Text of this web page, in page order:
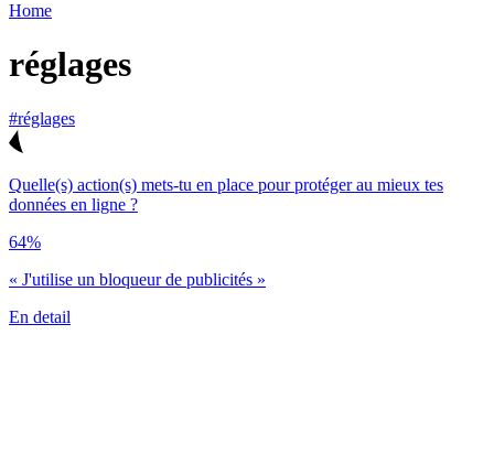
Home
réglages
#réglages
Quelle(s) action(s) mets-tu en place pour protéger au mieux tes
données en ligne ?
64%
« J'utilise un bloqueur de publicités »
En detail